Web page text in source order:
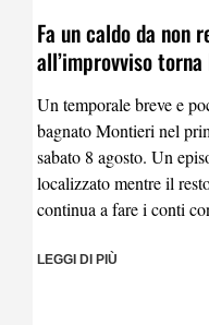
Fa un caldo da non
all’improvviso
Un temporale breve e
bagnato Montieri nel
sabato 8 agosto. Un
localizzato mentre il
continua a fare i conti
LEGGI DI PIÙ